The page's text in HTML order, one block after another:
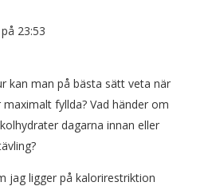
23:53
kan man på bästa sätt veta när
fyllda? Vad händer om
dagarna innan eller
jag ligger på kalorirestriktion